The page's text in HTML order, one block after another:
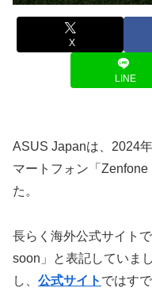
X
LINE
ASUS Japanは、2024
マートフォン「
た。
長らく海外公式サイト
soon」と表記していま
し、 公式サイト ではす